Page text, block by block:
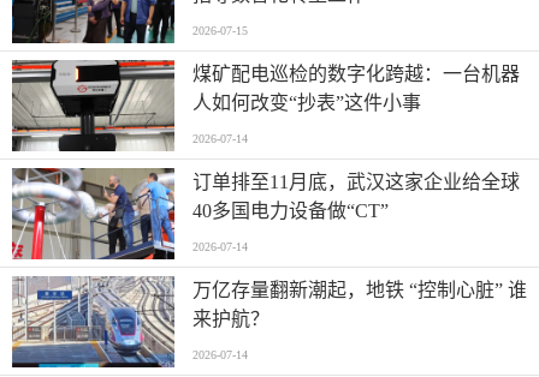
2026-07-15
煤矿配电巡检的数字化跨越：一台机器
人如何改变“抄表”这件小事
2026-07-14
订单排至11月底，武汉这家企业给全球
40多国电力设备做“CT”
2026-07-14
万亿存量翻新潮起，地铁 “控制心脏” 谁
来护航？
2026-07-14